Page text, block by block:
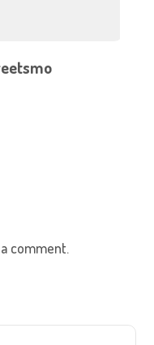
comment.